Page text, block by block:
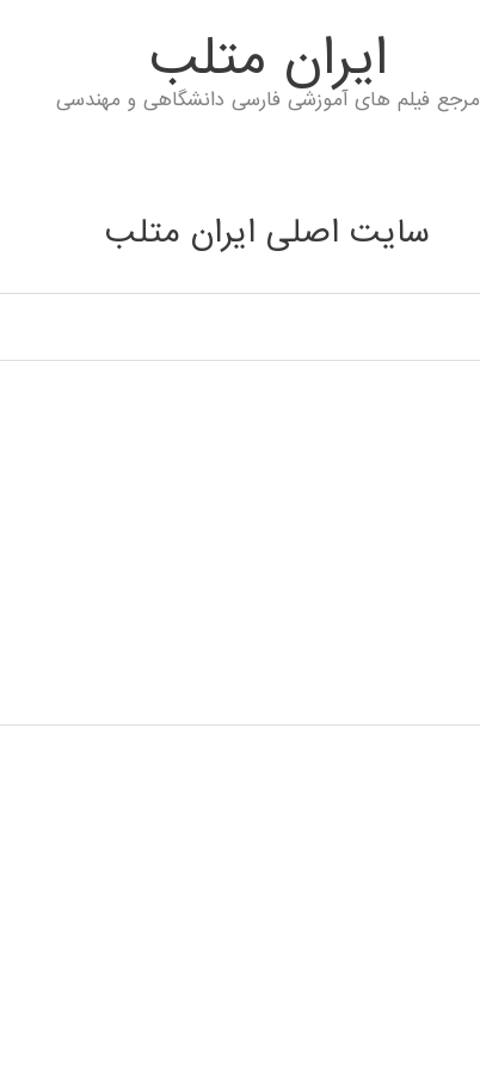
ايران متلب
مرجع فیلم های آموزشی فارسی دانشگاهی و مهندسی
سایت اصلی ایران متلب